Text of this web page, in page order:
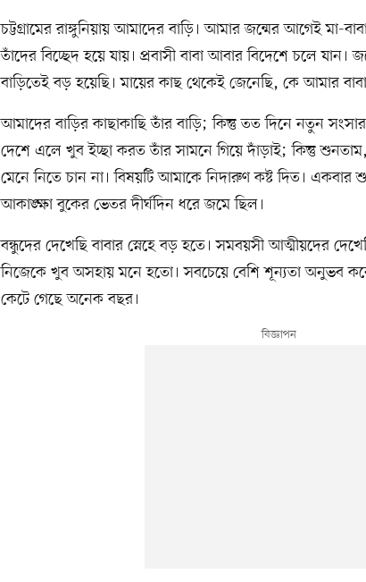
চট্টগ্রামের রাঙ্গুনিয়ায় আমাদের বাড়ি। আমার জন্মের আগেই মা-
তাঁদের বিচ্ছেদ হয়ে যায়। প্রবাসী বাবা আবার বিদেশে চলে
বাড়িতেই বড় হয়েছি। মায়ের কাছ থেকেই জেনেছি, কে আমার
আমাদের বাড়ির কাছাকাছি তাঁর বাড়ি; কিন্তু তত দিনে নতুন
দেশে এলে খুব ইচ্ছা করত তাঁর সামনে গিয়ে দাঁড়াই; কিন্তু
মেনে নিতে চান না। বিষয়টি আমাকে নিদারুণ কষ্ট দিত।
আকাঙ্ক্ষা বুকের ভেতর দীর্ঘদিন ধরে জমে ছিল।
বন্ধুদের দেখেছি বাবার স্নেহে বড় হতে। সমবয়সী আত্মীয়দের
নিজেকে খুব অসহায় মনে হতো। সবচেয়ে বেশি শূন্যতা অনুভব
কেটে গেছে অনেক বছর।